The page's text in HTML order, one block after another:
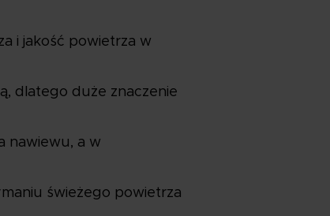
i jakość powietrza w
dlatego duże znaczenie
nawiewu, a w
świeżego powietrza